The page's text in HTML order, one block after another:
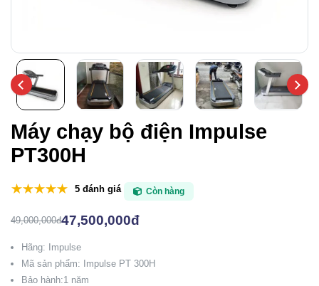
Máy chạy bộ điện Impulse
PT300H
5 đánh giá Còn hàng
49,000,000đ47,500,000đ
Hãng: Impulse
Mã sản phẩm: Impulse PT 300H
Bảo hành:1 năm